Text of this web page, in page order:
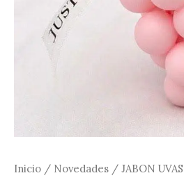
Inicio / Novedades / JABON UVAS